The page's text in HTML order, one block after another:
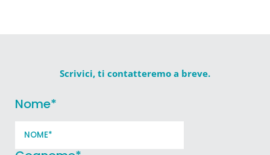
Scrivici, ti contatteremo a breve.
Nome*